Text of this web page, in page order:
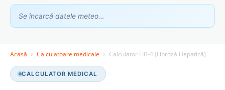
Se încarcă datele meteo…
Acasă Calculatoare medicale Calculator FIB-4 (Fibroză Hepatică)
CALCULATOR MEDICAL
Asistent GhidClinic
Vă ajutăm să găsiți medicul sau clinica potrivită